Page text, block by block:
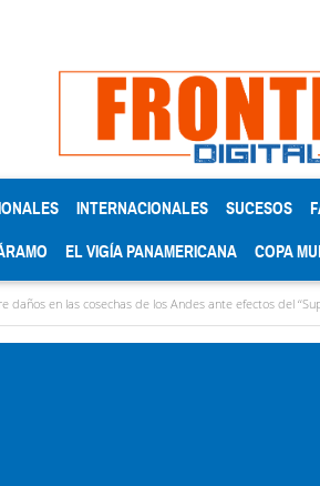
INTERNACIONALES SUCESOS
EL VIGÍA PANAMERICANA COPA
de los Andes ante efectos del ‘‘Superniño’’